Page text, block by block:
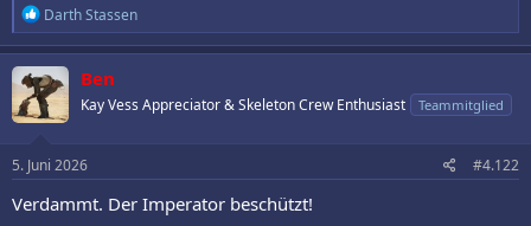
R
e
a
k
t
i
o
e
n
:
Darth Stassen
Ben
Kay Vess Appreciator & Skeleton Crew Enthusiast Teammitglied
5. Juni 2026 #4.122
Verdammt. Der Imperator beschützt!